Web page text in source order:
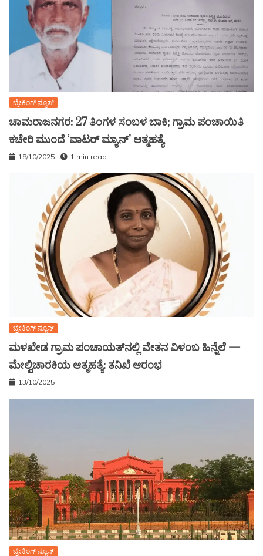
ಬ್ರೇಕಿಂಗ್ ನ್ಯೂಸ್
ಚಾಮರಾಜನಗರ: 27 ತಿಂಗಳ ಸಂಬಳ ಬಾಕಿ; ಗ್ರಾಮ ಪಂಚಾಯಿತಿ
ಕಚೇರಿ ಮುಂದೆ ‘ವಾಟರ್ ಮ್ಯಾನ್’ ಆತ್ಮಹತ್ಯೆ
18/10/2025 1 min read
ಬ್ರೇಕಿಂಗ್ ನ್ಯೂಸ್
ಮಳಖೇಡ ಗ್ರಾಮ ಪಂಚಾಯತ್‌ನಲ್ಲಿ ವೇತನ ವಿಳಂಬ ಹಿನ್ನೆಲೆ —
ಮೇಲ್ವಿಚಾರಕಿಯ ಆತ್ಮಹತ್ಯೆ: ತನಿಖೆ ಆರಂಭ
13/10/2025
ಬ್ರೇಕಿಂಗ್ ನ್ಯೂಸ್